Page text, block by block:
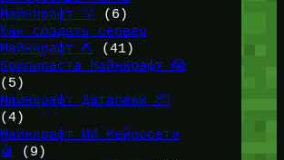
Майнкрафт 💡(6)
Как создать сервер
Майнкрафт ⛏️ (41)
Крипипаста Майнкрафт 😱
(5)
Майнкрафт Датапаки 📦
(4)
Майнкрафт ИИ Нейросети
🤖
(9)